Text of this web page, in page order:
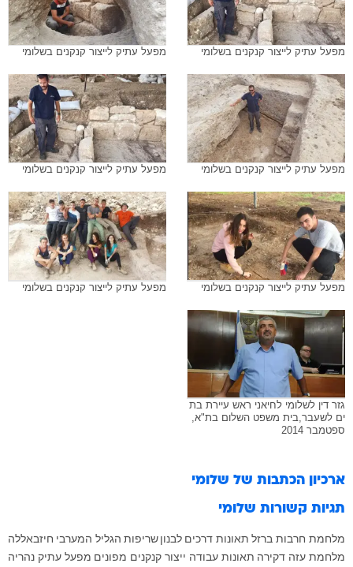
מפעל עתיק לייצור קנקנים בשלומי מפעל עתיק לייצור קנקנים בשלומי
מפעל עתיק לייצור קנקנים בשלומי מפעל עתיק לייצור קנקנים בשלומי
מפעל עתיק לייצור קנקנים בשלומי מפעל עתיק לייצור קנקנים בשלומי
גזר דין לשלומי לחיאני ראש עיירת בת
ים לשעבר,בית משפט השלום בת"א,
ספטמבר 2014
ארכיון הכתבות של שלומי
תגיות קשורות שלומי
מלחמת חרבות ברזל תאונות דרכים לבנון שריפות הגליל המערבי חיזבאללה
מלחמת עזה דקירה תאונות עבודה ייצור קנקנים מפונים מפעל עתיק נהריה